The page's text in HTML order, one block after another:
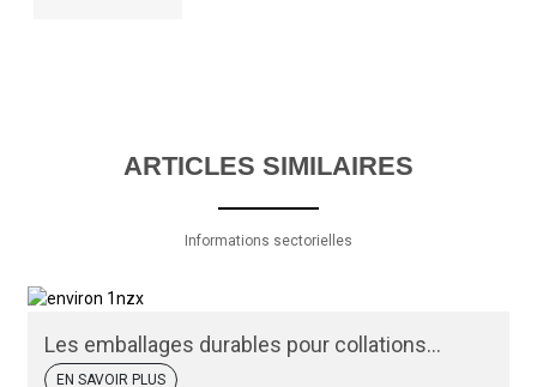
ARTICLES SIMILAIRES
Informations sectorielles
Les emballages durables pour collations
peuvent-ils protéger vos produits ?
EN SAVOIR PLUS